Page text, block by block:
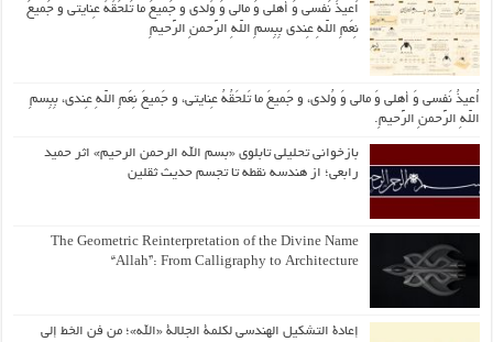
اُعیذُ نَفسی وَ أهلی وَ مالی وَ وُلدی و جَمیعَ ما تَلحَقُهُ عِنایتی و جَمیعَ
نِعَمِ اللّهِ عِندی بِبِسمِ اللّهِ الرَّحمنِ الرَّحیمِ
اُعیذُ نَفسی وَ أهلی وَ مالی وَ وُلدی، و جَمیعَ ما تَلحَقُهُ عِنایتی، و جَمیعَ نِعَمِ اللّهِ عِندی، بِبِسمِ
اللّهِ الرَّحمنِ الرَّحیمِ.
بازخوانی تحلیلی تابلوی «بسم الله الرحمن الرحیم» اثر حمید
رابعی؛ از هندسه نقطه تا تجسم حدیث ثقلین
The Geometric Reinterpretation of the Divine Name
“Allah”: From Calligraphy to Architecture
إعادة التشكيل الهندسي لكلمة الجلالة «الله»؛ من فن الخط إلى